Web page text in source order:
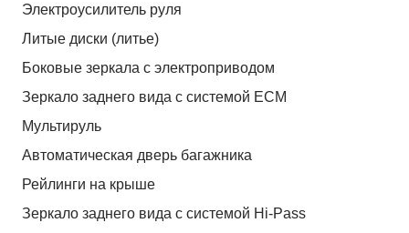
Электроусилитель руля
Литые диски (литье)
Боковые зеркала с электроприводом
Зеркало заднего вида с системой ЕСМ
Мультируль
Автоматическая дверь багажника
Рейлинги на крыше
Зеркало заднего вида с системой Hi-Pass